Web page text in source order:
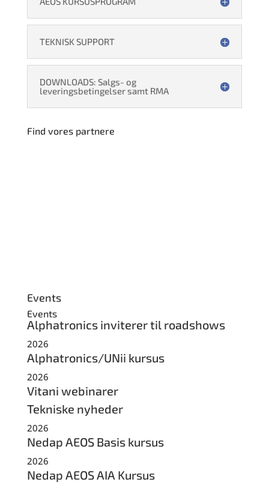
TEKNISK SUPPORT
DOWNLOADS: Salgs- og
leveringsbetingelser samt RMA
Find vores partnere
Events
Events
Alphatronics inviterer til roadshows
2026
Alphatronics/UNii kursus
2026
Vitani webinarer
Tekniske nyheder
2026
Nedap AEOS Basis kursus
2026
Nedap AEOS AIA Kursus